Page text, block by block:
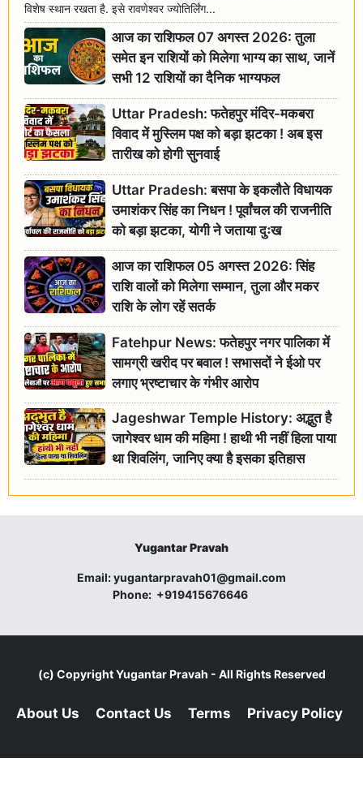
विशेष स्थान रखता है. इसे रावणेश्वर ज्योतिर्लिंग...
आज का राशिफल 07 अगस्त 2026: तुला
समेत इन राशियों को मिलेगा भाग्य का साथ, जानें
सभी 12 राशियों का दैनिक भाग्यफल
Uttar Pradesh: फतेहपुर मंदिर-मकबरा
विवाद में मुस्लिम पक्ष को बड़ा झटका ! अब इस
तारीख को होगी सुनवाई
Uttar Pradesh: बसपा के इकलौते विधायक
उमाशंकर सिंह का निधन ! पूर्वांचल की राजनीति
को बड़ा झटका, योगी ने जताया दुःख
आज का राशिफल 05 अगस्त 2026: सिंह
राशि वालों को मिलेगा सम्मान, तुला और मकर
राशि के लोग रहें सतर्क
Fatehpur News: फतेहपुर नगर पालिका में
सामग्री खरीद पर बवाल ! सभासदों ने ईओ पर
लगाए भ्रष्टाचार के गंभीर आरोप
Jageshwar Temple History: अद्भुत है
जागेश्वर धाम की महिमा ! हाथी भी नहीं हिला पाया
था शिवलिंग, जानिए क्या है इसका इतिहास
Yugantar Pravah
Email:yugantarpravah01@gmail.com
Phone: +919415676646
(c) CopyrightYugantar Pravah - All Rights Reserved
About Us Contact Us Terms Privacy Policy